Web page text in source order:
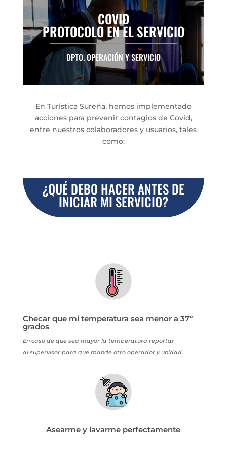
COVID
PROTOCOLO EN EL SERVICIO
DPTO. OPERACIÓN Y SERVICIO
En Turística Sureña, hemos implementado
acciones para prevenir contagios de Covid,
entre nuestros colaboradores y usuarios, tales
como:
¿QUÉ DEBO HACER ANTES DE
INICIAR MI SERVICIO?
Checar que mi temperatura sea menor a 37º
grados
En caso de que sea mayor la temperatura reportar
al supervisor para que mande otro operador y unidad.
Asearme y lavarme perfectamente